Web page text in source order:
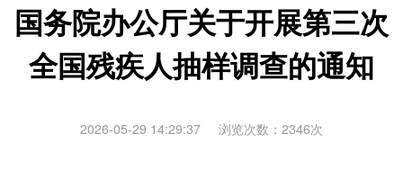
国务院办公厅关于开展第三次
全国残疾人抽样调查的通知
2026-05-29 14:29:37 浏览次数： 2346次